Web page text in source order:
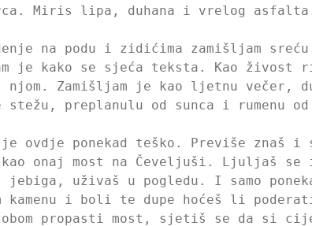
Miris lipa, duhana i vrelog
na podu i zidićima zamišljam
je kako se sjeća teksta. Kao živost
njom. Zamišljam je kao ljetnu večer,
stežu, preplanulu od sunca i rumenu od
ovdje ponekad teško. Previše znaš i
kao onaj most na Čeveljuši. Ljuljaš
jebiga, uživaš u pogledu. I samo
kamenu i boli te dupe hoćeš li
propasti most, sjetiš se da si